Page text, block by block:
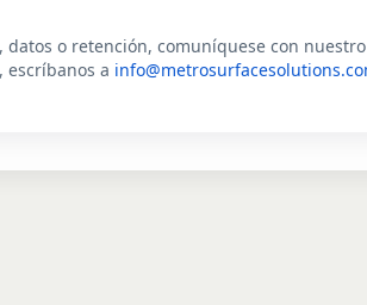
o retención, comuníquese con
a